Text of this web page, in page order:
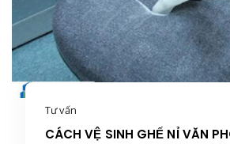
Tư vấn
CÁCH VỆ SINH GHẾ NỈ VĂN